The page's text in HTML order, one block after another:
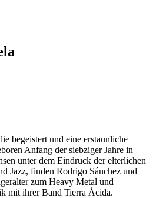
begeistert und eine erstaunliche
Anfang der siebziger Jahre in
unter dem Eindruck der elterlichen
Jazz, finden Rodrigo Sánchez und
zum Heavy Metal und
mit ihrer Band Tierra Ácida.